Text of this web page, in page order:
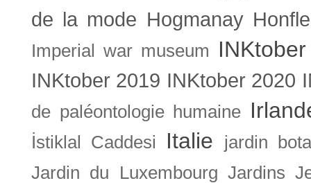
de la mode Hogmanay
Imperial war museum INKtober
INKtober 2019 INKtober 2020
de paléontologie humaine
İstiklal Caddesi Italie
jardin
Jardin du Luxembourg Jardins